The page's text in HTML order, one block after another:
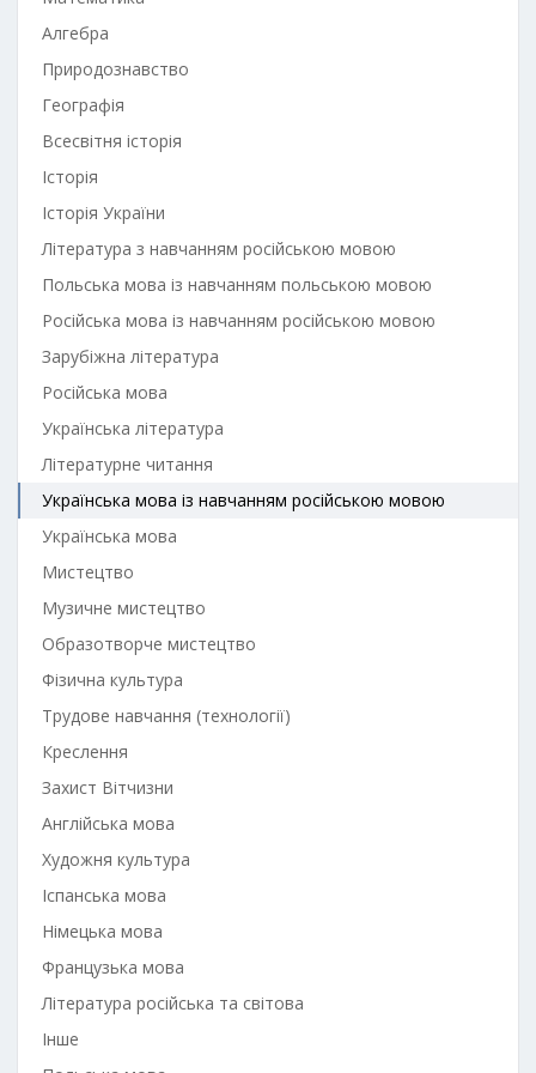
Алгебра
Природознавство
Географія
Всесвітня історія
Історія
Історія України
Література з навчанням російською мовою
Польська мова із навчанням польською мовою
Російська мова із навчанням російською мовою
Зарубіжна література
Російська мова
Українська література
Літературне читання
Українська мова із навчанням російською мовою
Українська мова
Мистецтво
Музичне мистецтво
Образотворче мистецтво
Фізична культура
Трудове навчання (технології)
Креслення
Захист Вітчизни
Англійська мова
Художня культура
Іспанська мова
Німецька мова
Французька мова
Література російська та світова
Інше